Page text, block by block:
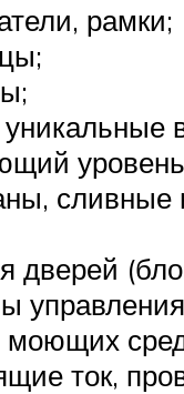
рамки;
сливные
дверей
моющих
ток,